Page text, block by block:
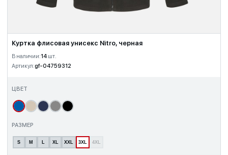
Куртка флисовая унисекс Nitro, черная
В наличии:14 шт.
Артикул:gf-04759312
ЦВЕТ
РАЗМЕР
S M L XL XXL 3XL 4XL